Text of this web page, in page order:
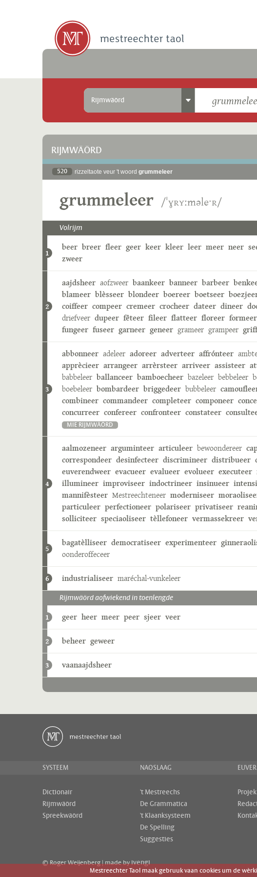
Rijmwäörd
RIJMWÄÖRD
520 rizzeltaote veur 't woord grummeleer
grummeleer /ˈɣʀʏːməleˑʀ/
Volrijm
1
beer breer fleer geer keer kleer leer meer neer
zweer
2
aajdsheer aofzweer baankeer banneer barbeer
blameer blèsseer blondeer boereer boetseer
coiffeer compeer cremeer crocheer dateer dineer
driefveer dupeer fêteer fileer flatteer floreer formeer
fungeer fuseer garneer geneer grameer grampeer
3
abbonneer adeleer adoreer adverteer affrónteer
apprècieer arrangeer arrèrsteer arriveer assisteer
babbeleer ballanceer bamboecheer bazeleer bebbeleer
boebeleer bombardeer briggedeer bubbeleer
combineer commandeer completeer componeer
concurreer confereer confronteer constateer
MIE RIJMWÄÖRD
4
aalmozeneer arguminteer articuleer bewoondereer
correspondeer desinfecteer discrimineer distribueer
euverendweer evacueer evalueer evolueer executeer
illumineer improviseer indoctrineer insinueer
mannifèsteer Mestreechteneer moderniseer
particuleer perfectioneer polariseer privatiseer
solliciteer speciaoliseer tèllefoneer vermassekreer
5
bagatèlliseer democratiseer experimenteer
oonderoffeceer
6 industrialiseer maréchal-vunkeleer
Rijmwäörd aofwiekend in toenlengde
1 geer heer meer peer sjeer veer
2 beheer geweer
3 vaanaajdsheer
SYSTEEM
Dictionair
Rijmwäörd
Spreekwäörd
NAOSLAAG
't Mestreechs
De Grammatica
't Klaanksysteem
De Spelling
Suggesties
Projek
© Roger Weijenberg | made byivengi
Mestreechter Taol maak gebruuk vaan cookies um de